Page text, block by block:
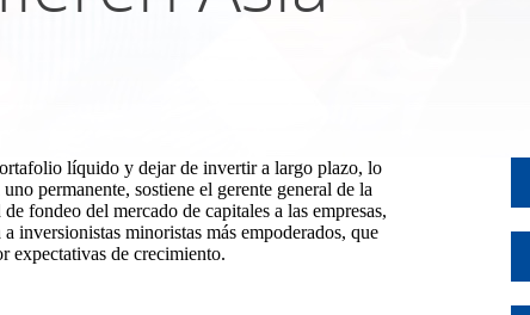
líquido y dejar de invertir a largo plazo, lo
permanente, sostiene el gerente general de la
fondeo del mercado de capitales a las empresas,
inversionistas minoristas más empoderados, que
expectativas de crecimiento.